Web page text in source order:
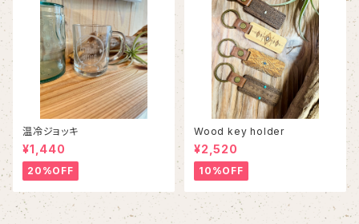
温冷ジョッキ
¥1,440
20%OFF
Wood key holder
¥2,520
10%OFF